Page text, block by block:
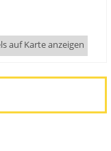
auf Karte anzeigen